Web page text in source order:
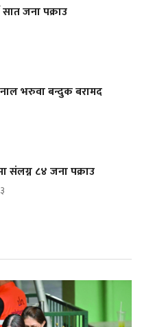
सात जना पक्राउ
भरुवा बन्दुक बरामद
संलग्न ८४ जना पक्राउ